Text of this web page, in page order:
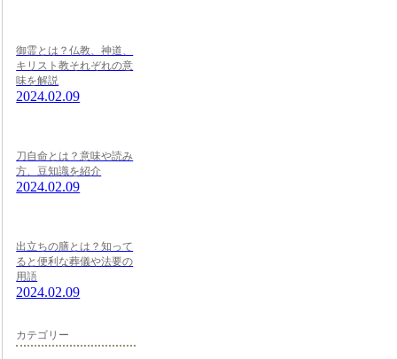
御霊とは？仏教、神道、
キリスト教それぞれの意
味を解説
2024.02.09
刀自命とは？意味や読み
方、豆知識を紹介
2024.02.09
出立ちの膳とは？知って
ると便利な葬儀や法要の
用語
2024.02.09
カテゴリー